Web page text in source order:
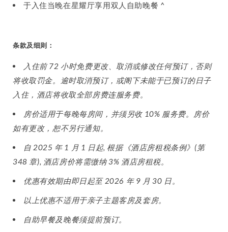
于入住当晚在星耀厅享用双人自助晚餐 ^
条款及细则：
入住前 72 小时免费更改、取消或修改任何预订，否则
将收取罚金。逾时取消预订，或阁下未能于已预订的日子
入住，酒店将收取全部房费连服务费。
房价适用于每晚每房间，并须另收 10% 服务费。房价
如有更改，恕不另行通知。
自 2025 年 1 月 1 日起, 根据《酒店房租税条例》(第
348 章), 酒店房价将需缴纳 3% 酒店房租税。
优惠有效期由即日起至 2026 年 9 月 30 日。
以上优惠不适用于亲子主题客房及套房。
自助早餐及晚餐须提前预订。